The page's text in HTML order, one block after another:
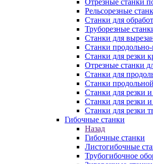
Отрезные станки
Рельсорезные
Станки для
Труборезные
Станки для
Станки
Станки для резки
Отрезные станки
Станки для
Станки
Станки для резки
Станки для резки
Станки для резки
Гибочные станки
Назад
Гибочные станки
Листогибочные
Трубогибочное